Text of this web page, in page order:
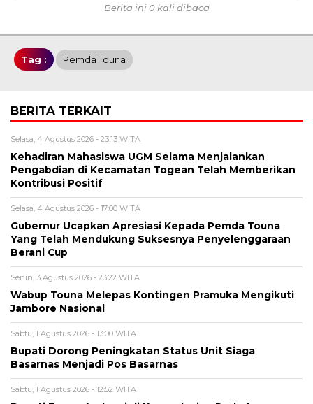
Berita ini 0 kali dibaca
Tag : Pemda Touna
BERITA TERKAIT
Selasa, 4 Agustus 2026 - 23:13 WITA
Kehadiran Mahasiswa UGM Selama Menjalankan
Pengabdian di Kecamatan Togean Telah Memberikan
Kontribusi Positif
Selasa, 4 Agustus 2026 - 17:00 WITA
Gubernur Ucapkan Apresiasi Kepada Pemda Touna
Yang Telah Mendukung Suksesnya Penyelenggaraan
Berani Cup
Senin, 3 Agustus 2026 - 23:22 WITA
Wabup Touna Melepas Kontingen Pramuka Mengikuti
Jambore Nasional
Sabtu, 1 Agustus 2026 - 13:00 WITA
Bupati Dorong Peningkatan Status Unit Siaga
Basarnas Menjadi Pos Basarnas
Sabtu, 1 Agustus 2026 - 12:52 WITA